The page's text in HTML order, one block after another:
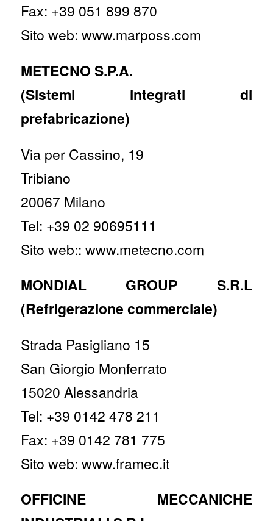
Fax: +39 051 899 870
Sito web: www.marposs.com
METECNO S.P.A.
(Sistemi integrati di
prefabricazione)
Via per Cassino, 19
Tribiano
20067 Milano
Tel: +39 02 90695111
Sito web:: www.metecno.com
MONDIAL GROUP S.R.L
(Refrigerazione commerciale)
Strada Pasigliano 15
San Giorgio Monferrato
15020 Alessandria
Tel: +39 0142 478 211
Fax: +39 0142 781 775
Sito web: www.framec.it
OFFICINE MECCANICHE